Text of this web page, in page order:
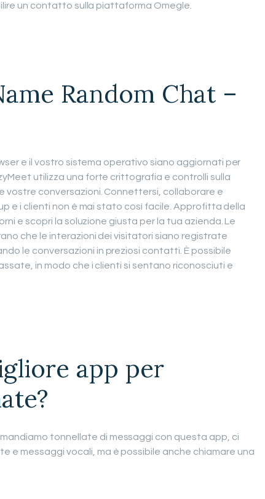
un contatto sulla piattaforma Omegle.
Random Chat –
e il vostro sistema operativo siano aggiornati per
utilizza una forte crittografia e controlli sulla
vostre conversazioni. Connettersi, collaborare e
e i clienti non è mai stato così facile. Approfitta della
e scopri la soluzione giusta per la tua azienda. Le
che le interazioni dei visitatori siano registrate
le conversazioni in preziosi contatti. È possibile
in modo che i clienti si sentano riconosciuti e
app per
tonnellate di messaggi con questa app, ci
e messaggi vocali, ma è possibile anche chiamare una